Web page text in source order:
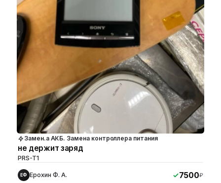
Замен.а АКБ. Замена контроллера питания
не держит заряд
PRS-T1
ЕФ Ерохин Ф. А. 7500₽